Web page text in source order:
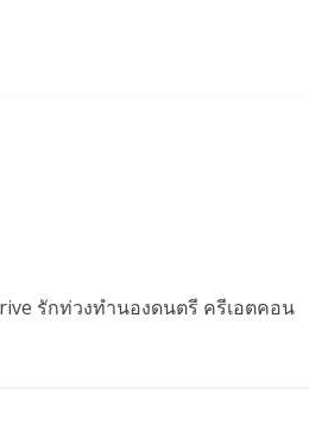
รักท่วงทำนองดนตรี ครีเอตคอน